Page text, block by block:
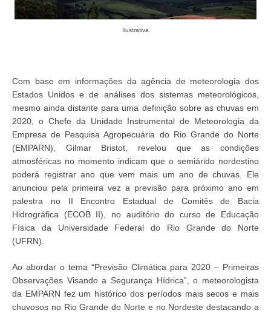
Ilustrativa
Com base em informações da agência de meteorologia dos
Estados Unidos e de análises dos sistemas meteorológicos,
mesmo ainda distante para uma definição sobre as chuvas em
2020, o Chefe da Unidade Instrumental de Meteorologia da
Empresa de Pesquisa Agropecuária do Rio Grande do Norte
(EMPARN), Gilmar Bristot, revelou que as condições
atmosféricas no momento indicam que o semiárido nordestino
poderá registrar ano que vem mais um ano de chuvas. Ele
anunciou pela primeira vez a previsão para próximo ano em
palestra no II Encontro Estadual de Comitês de Bacia
Hidrográfica (ECOB II), no auditório do curso de Educação
Física da Universidade Federal do Rio Grande do Norte
(UFRN).
Ao abordar o tema “Previsão Climática para 2020 – Primeiras
Observações Visando a Segurança Hídrica”, o meteorologista
da EMPARN fez um histórico dos períodos mais secos e mais
chuvosos no Rio Grande do Norte e no Nordeste destacando a